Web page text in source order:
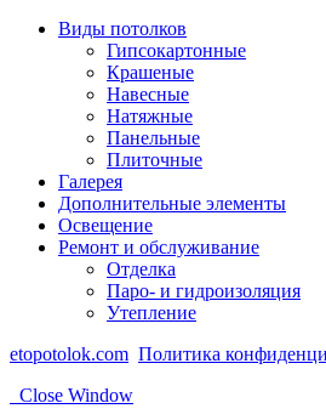
Виды потолков
Гипсокартонные
Крашеные
Навесные
Натяжные
Панельные
Плиточные
Галерея
Дополнительные элементы
Освещение
Ремонт и обслуживание
Отделка
Паро- и гидроизоляция
Утепление
etopotolok.com Политика
Close Window